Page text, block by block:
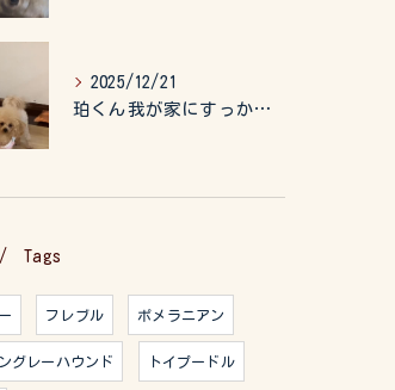
2025/12/21
珀くん我が家にすっかりなれて、キッズのお世話もしてくれて、今...
Tags
フレブル ポメラニアン
グレーハウンド トイプードル